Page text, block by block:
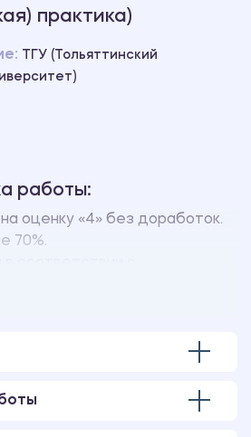
практика)
ТГУ (Тольяттинский
работы:
оценку «4» без доработок.
70%.
учебного заведения.